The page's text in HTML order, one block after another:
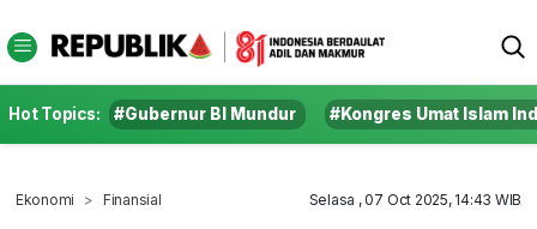
Hot Topics: #Gubernur BI Mundur #Kongres Umat Islam
Ekonomi Finansial Selasa , 07 Oct 2025, 14:43 WIB